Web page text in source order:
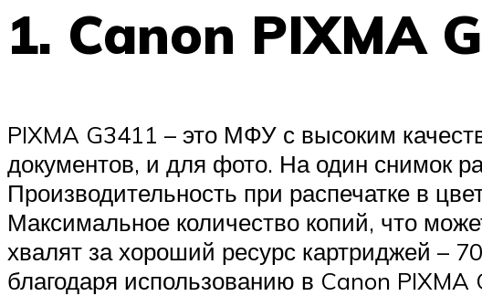
1. Canon PIXMA
PIXMA G3411 – это МФУ с высоким
документов, и для фото. На один снимок
Производительность при распечатке в
Максимальное количество копий, что
хвалят за хороший ресурс картриджей –
благодаря использованию в Canon